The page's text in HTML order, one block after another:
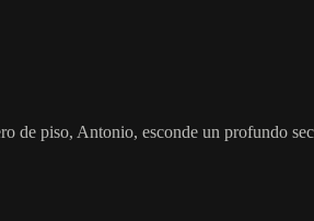
piso, Antonio, esconde un profundo